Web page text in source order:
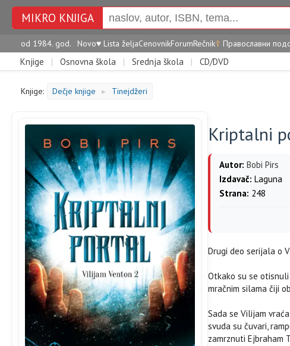
MIKRO KNJIGA
od 1984. god. Novo♥ Lista željaCenovnikForumRečnik☦ Православни
Knjige | Osnovna škola | Srednja škola | CD/DVD
Knjige: Dečje knjige ► Tinejdžeri
Kriptalni
Autor: Bobi Pirs
Izdavač: Laguna
Strana: 248
Drugi deo serijala o
Otkako su se
mračnim silama čiji
Sada se Vilijam
svuda su čuvari,
zamrznuti Ejbraham